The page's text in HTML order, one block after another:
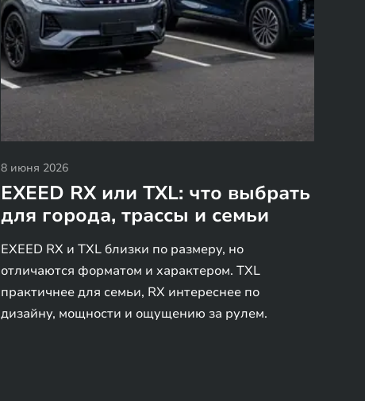
8 июня 2026
EXEED RX или TXL: что выбрать
для города, трассы и семьи
EXEED RX и TXL близки по размеру, но
отличаются форматом и характером. TXL
практичнее для семьи, RX интереснее по
дизайну, мощности и ощущению за рулем.